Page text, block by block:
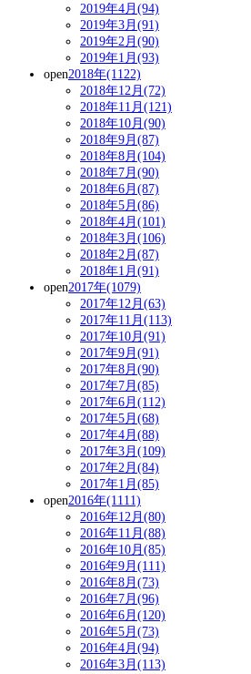
2019年4月(94)
2019年3月(91)
2019年2月(90)
2019年1月(93)
open2018年(1122)
2018年12月(72)
2018年11月(121)
2018年10月(90)
2018年9月(87)
2018年8月(104)
2018年7月(90)
2018年6月(87)
2018年5月(86)
2018年4月(101)
2018年3月(106)
2018年2月(87)
2018年1月(91)
open2017年(1079)
2017年12月(63)
2017年11月(113)
2017年10月(91)
2017年9月(91)
2017年8月(90)
2017年7月(85)
2017年6月(112)
2017年5月(68)
2017年4月(88)
2017年3月(109)
2017年2月(84)
2017年1月(85)
open2016年(1111)
2016年12月(80)
2016年11月(88)
2016年10月(85)
2016年9月(111)
2016年8月(73)
2016年7月(96)
2016年6月(120)
2016年5月(73)
2016年4月(94)
2016年3月(113)